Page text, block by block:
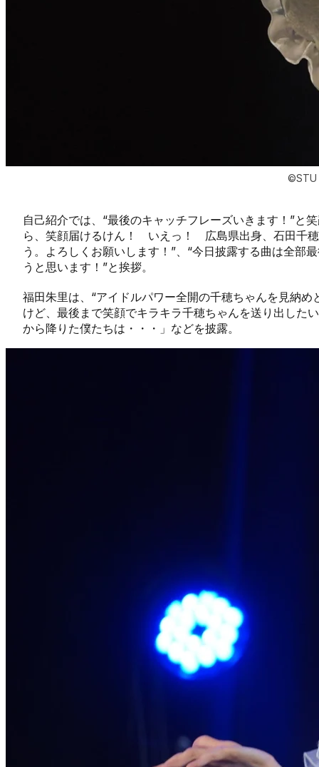
©STU
自己紹介では、“最後のキャッチフレーズいきます！”と
ら、笑顔届けるけん！ いえっ！ 広島県出身、石田千
う。よろしくお願いします！”、“今日披露する曲は全部
うと思います！”と挨拶。
福田朱里は、“アイドルパワー全開の千穂ちゃんを見納
けど、最後まで笑顔でキラキラ千穂ちゃんを送り出した
から降りた僕たちは・・・」などを披露。